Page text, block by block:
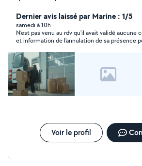
Sérieux, motivé et soigneux je travaille avec attention et
efficacité.
Dernier avis laissé par Marine : 1/5
samedi à 10h
N’est pas venu au rdv qu'il avait validé aucune
et information de l'annulation de sa présence
Voir le profil